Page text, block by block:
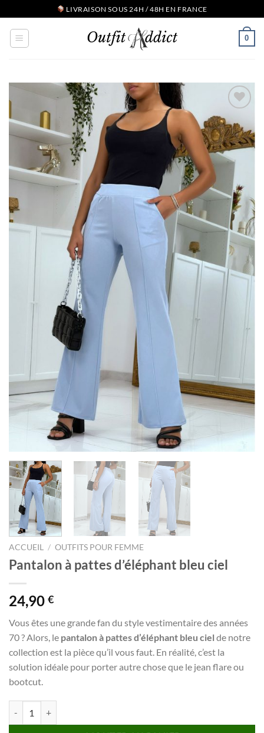
au
contenu
LIVRAISON SOUS 24H / 48H EN FRANCE
0
ACCUEIL / OUTFITS POUR FEMME
Pantalon à pattes d’éléphant bleu ciel
24,90 €
Vous êtes une grande fan du style vestimentaire des années
70 ? Alors, le pantalon à pattes d’éléphant bleu ciel de notre
collection est la pièce qu’il vous faut. En réalité, c’est la
solution idéale pour porter autre chose que le jean flare ou
bootcut.